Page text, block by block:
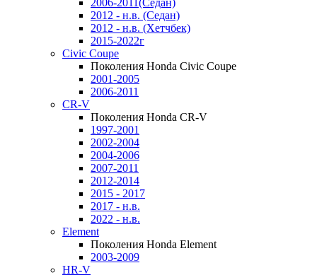
2006-2011(Седан)
2012 - н.в. (Седан)
2012 - н.в. (Хетчбек)
2015-2022г
Civic Coupe
Поколения Honda Civic Coupe
2001-2005
2006-2011
CR-V
Поколения Honda CR-V
1997-2001
2002-2004
2004-2006
2007-2011
2012-2014
2015 - 2017
2017 - н.в.
2022 - н.в.
Element
Поколения Honda Element
2003-2009
HR-V